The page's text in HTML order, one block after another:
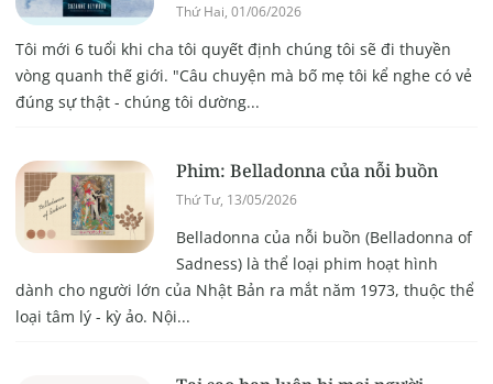
Thứ Hai, 01/06/2026
Tôi mới 6 tuổi khi cha tôi quyết định chúng tôi sẽ đi thuyền
vòng quanh thế giới. "Câu chuyện mà bố mẹ tôi kể nghe có vẻ
đúng sự thật - chúng tôi dường...
Phim: Belladonna của nỗi buồn
Thứ Tư, 13/05/2026
Belladonna của nỗi buồn (Belladonna of
Sadness) là thể loại phim hoạt hình
dành cho người lớn của Nhật Bản ra mắt năm 1973, thuộc thể
loại tâm lý - kỳ ảo. Nội...